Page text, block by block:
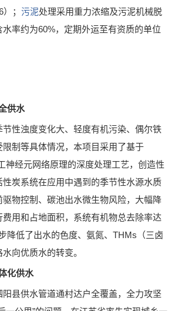
； 污泥处理采用重力浓缩及污泥机械脱
率约为60%，定期外运至有资质的单位
供水
浊度变化大、轻度有机污染、偶尔铁
制等具体情况，本项目采用了基于
神经元网络原理的深度处理工艺，创造性
炭系统在应用中遇到的季节性水源水质
物控制、碳池出水微生物风险，大幅降
用和占地面积，系统有机物总去除率达
降低了出水的色度、氨氮、THMs（三卤
向优质水的转变。
化供水
供水管道通村达户全覆盖，全力攻坚